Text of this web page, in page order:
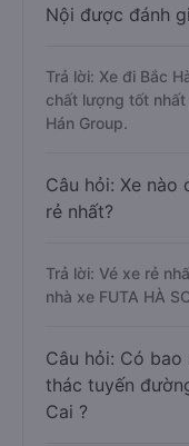
Nội được đánh
Trả lời: Xe đi Bắc
chất lượng tốt nhất
Hán Group.
Câu hỏi: Xe nào
rẻ nhất?
Trả lời: Vé xe rẻ
nhà xe FUTA HÀ
Câu hỏi: Có bao
thác tuyến
Cai ?